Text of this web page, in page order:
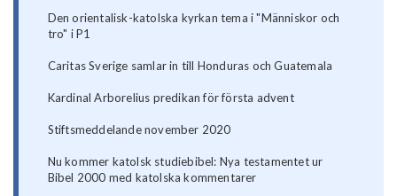
Den orientalisk-katolska kyrkan tema i "Människor och
tro" i P1
Caritas Sverige samlar in till Honduras och Guatemala
Kardinal Arborelius predikan för första advent
Stiftsmeddelande november 2020
Nu kommer katolsk studiebibel: Nya testamentet ur
Bibel 2000 med katolska kommentarer